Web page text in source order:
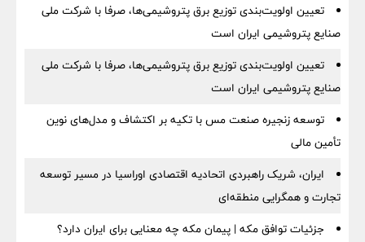
تعیین اولویت‌بندی توزیع برق پتروشیمی‌ها، صرفا با شرکت ملی
صنایع پتروشیمی ایران است
تعیین اولویت‌بندی توزیع برق پتروشیمی‌ها، صرفا با شرکت ملی
صنایع پتروشیمی ایران است
توسعه زنجیره صنعت مس با تکیه بر اکتشاف و مدل‌های نوین
تأمین مالی
ایران، شریک راهبردی اتحادیه اقتصادی اوراسیا در مسیر توسعه
تجارت و همگرایی منطقه‌ای
جزئیات توافق مکه | پیمان مکه چه معنایی برای ایران دارد؟